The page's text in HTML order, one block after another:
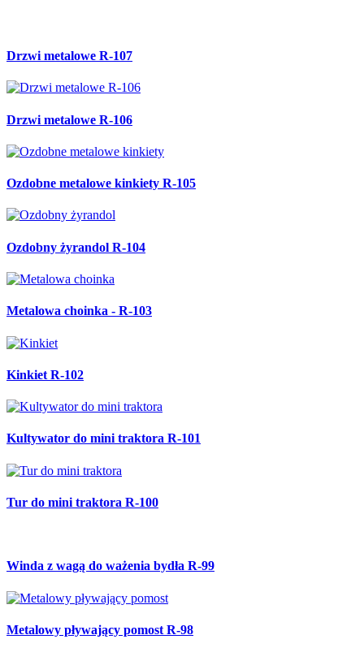
Drzwi metalowe R-107
Drzwi metalowe R-106
Ozdobne metalowe kinkiety R-105
Ozdobny żyrandol R-104
Metalowa choinka - R-103
Kinkiet R-102
Kultywator do mini traktora R-101
Tur do mini traktora R-100
Winda z wagą do ważenia bydła R-99
Metalowy pływający pomost R-98